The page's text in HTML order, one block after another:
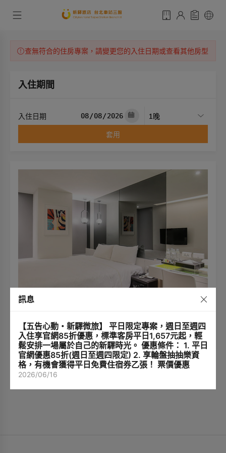
查無符合的住房專案，請變更您的入住日期或查看其他房型
入住期間
入住日期
套用
標準客房
1張單人床 2人
訊息
【五告心動・新驛微旅】 平日限定專案，週日至週四
入住享官網85折優惠，標準客房平日1,657元起，輕
鬆安排一場屬於自己的新驛時光。 優惠條件： 1. 平日
官網優惠85折(週日至週四限定) 2. 享輪盤抽抽樂資
格，有機會獲得平日免費住宿券乙張！ 票價優惠
2026/06/16